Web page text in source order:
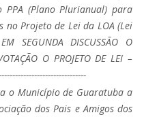
PPA (Plano Plurianual) para
no Projeto de Lei da LOA (Lei
SEGUNDA DISCUSSÃO O
O PROJETO DE LEI –
o Município de Guaratuba a
dos Pais e Amigos dos